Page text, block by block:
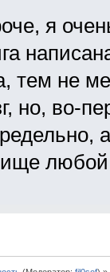
я
тем не
но, во-